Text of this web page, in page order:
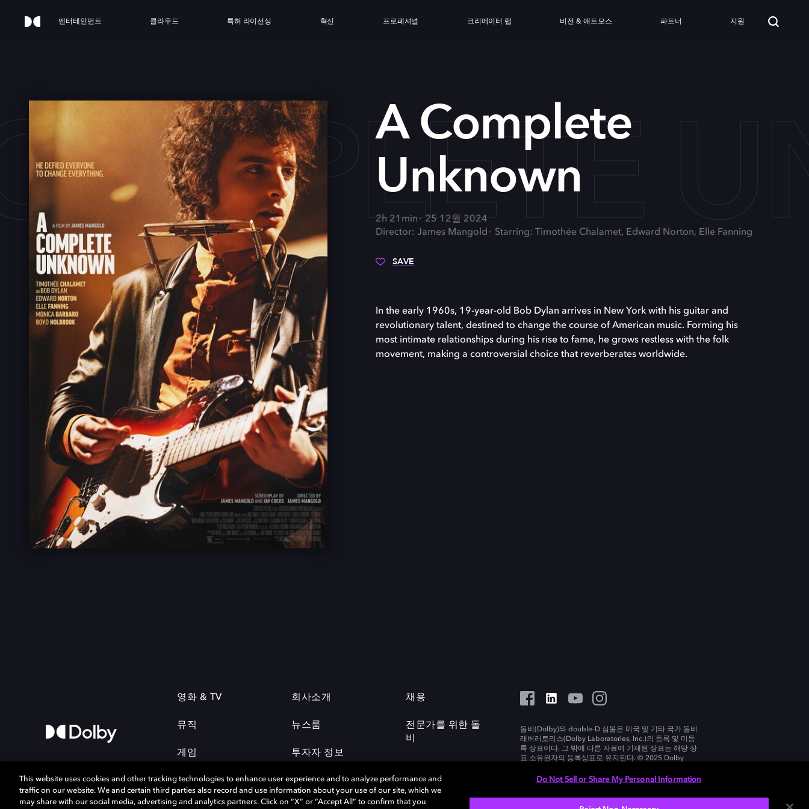
엔터테인먼트 클라우드 특허 라이선싱 혁신 프로페셔널 크리에이터 랩 비전 & 애트모스 파트너 지원
A Complete
Unknown
2h 21min
25 12월 2024
Director: James Mangold
Starring: Timothée Chalamet, Edward Norton, Elle Fanning
SAVE
In the early 1960s, 19-year-old Bob Dylan arrives in New York with his guitar and
revolutionary talent, destined to change the course of American music. Forming his
most intimate relationships during his rise to fame, he grows restless with the folk
movement, making a controversial choice that reverberates worldwide.
영화 & TV
뮤직
게임
회사소개
뉴스룸
투자자 정보
채용
전문가를 위한 돌
비
돌비(Dolby)와 double-D 심볼은 미국 및 기타 국가 돌비
래버러토리스(Dolby Laboratories, Inc.)의 등록 및 미등
록 상표이다. 그 밖에 다른 자료에 기재된 상표는 해당 상
표 소유권자의 등록상표로 유지된다. © 2025 Dolby
This website uses cookies and other tracking technologies to enhance user experience and to analyze performance and
traffic on our website. We and certain third parties also record and use information about your use of our site, which we
may share with our social media, advertising and analytics partners. Click on “X” or “Accept All” to confirm that you
Do Not Sell or Share My Personal Information